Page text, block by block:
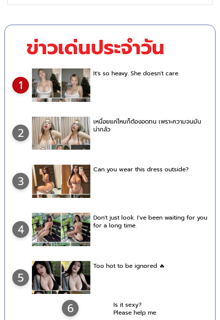
ข่าวเด่นประจำวัน
1
It's so heavy. She doesn't care.
2
เหนื่อยแค่ไหนก็ต้องอดทน เพราะความจนมัน
น่ากลัว
3
Can you wear this dress outside?
4
Don't just look. I've been waiting for you
for a long time.
5
Too hot to be ignored 🔥
6
Is it sexy?
Please help me.